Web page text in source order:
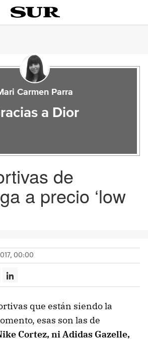
Carmen Parra
a Dior
de
a precio ‘low
00:00
que están siendo la
esas son las de
Cortez, ni Adidas Gazelle,